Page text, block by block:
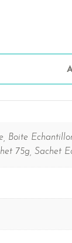
Boite
75g, Sachet